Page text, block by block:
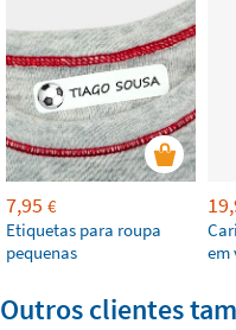
7,95 €
Etiquetas para roupa
pequenas
em
Outros clientes